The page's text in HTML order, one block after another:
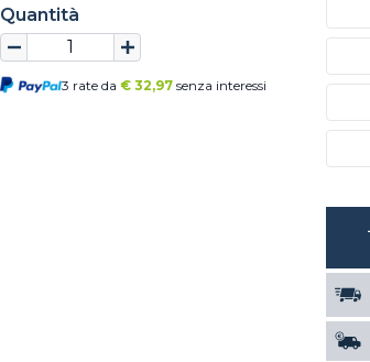
Quantità
3 rate da € 32,97 senza interessi